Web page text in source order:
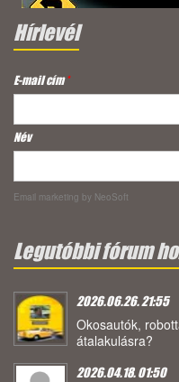
Hírlevél
E-mail cím*
Név
Email marketing by NeoSoft
Legutóbbi fórum
2026.06.26. 21:55
Okosautók,
átalakulásra?
2026.04.18. 01:50